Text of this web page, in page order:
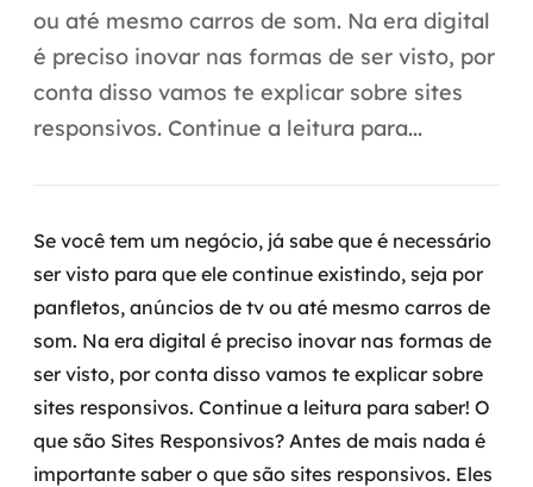
RPA e hiperautomação
AI Day
Transformar dados em decisão
Engenharia de dados
Data Platforms
Business Intelligence
Data Lakes & Warehouses
Governança de dados
ou até mesmo carros de som. Na era digital
é preciso inovar nas formas de ser visto, por
conta disso vamos te explicar sobre sites
responsivos. Continue a leitura para...
Se você tem um negócio, já sabe que é necessário
ser visto para que ele continue existindo, seja por
panfletos, anúncios de tv ou até mesmo carros de
som. Na era digital é preciso inovar nas formas de
ser visto, por conta disso vamos te explicar sobre
sites responsivos. Continue a leitura para saber! O
que são Sites Responsivos? Antes de mais nada é
importante saber o que são sites responsivos. Eles